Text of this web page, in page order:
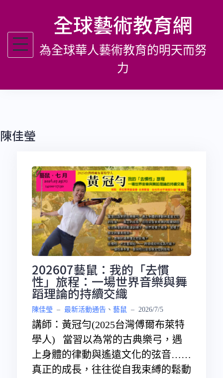
主
全球藝術教育網
為全球華人藝術教育的明天而努
力
陳佳瑩
202607藝鼠：我的「去慣
性」旅程：一場世界音樂與舞
蹈理論的持續交織
陳佳瑩 – 最新活動通告 、 藝鼠 – 2026/7/5
講師：黃冠勻(2025台灣傅爾布萊特
學人) 當習以為常的古典樂弓，遇
上身體的律動與遙遠文化的弦音……
真正的成長，往往從自我束縛的鬆動